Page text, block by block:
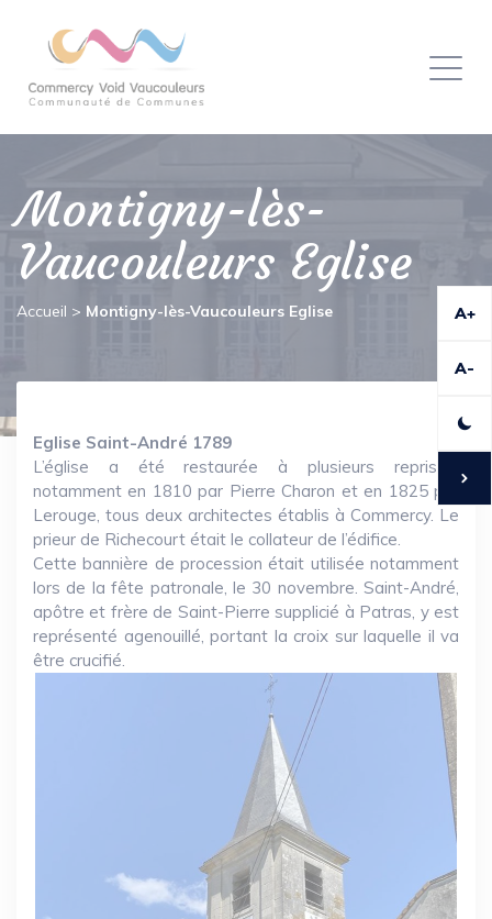
Montigny-lès-
Vaucouleurs Eglise
Accueil > Montigny-lès-Vaucouleurs Eglise
Eglise Saint-André 1789
L’église a été restaurée à plusieurs reprises,
notamment en 1810 par Pierre Charon et en 1825 par
Lerouge, tous deux architectes établis à Commercy. Le
prieur de Richecourt était le collateur de l’édifice.
Cette bannière de procession était utilisée notamment
lors de la fête patronale, le 30 novembre. Saint-André,
apôtre et frère de Saint-Pierre supplicié à Patras, y est
représenté agenouillé, portant la croix sur laquelle il va
être crucifié.
A+
A-